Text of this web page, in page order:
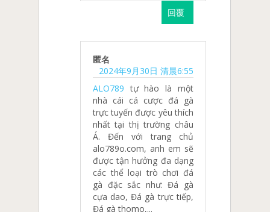
回覆
匿名
2024年9月30日 清晨6:55
ALO789 tự hào là một
nhà cái cá cược đá gà
trực tuyến được yêu thích
nhất tại thị trường châu
Á. Đến với trang chủ
alo789o.com, anh em sẽ
được tận hưởng đa dạng
các thể loại trò chơi đá
gà đặc sắc như: Đá gà
cựa dao, Đá gà trực tiếp,
Đá gà thomo,...